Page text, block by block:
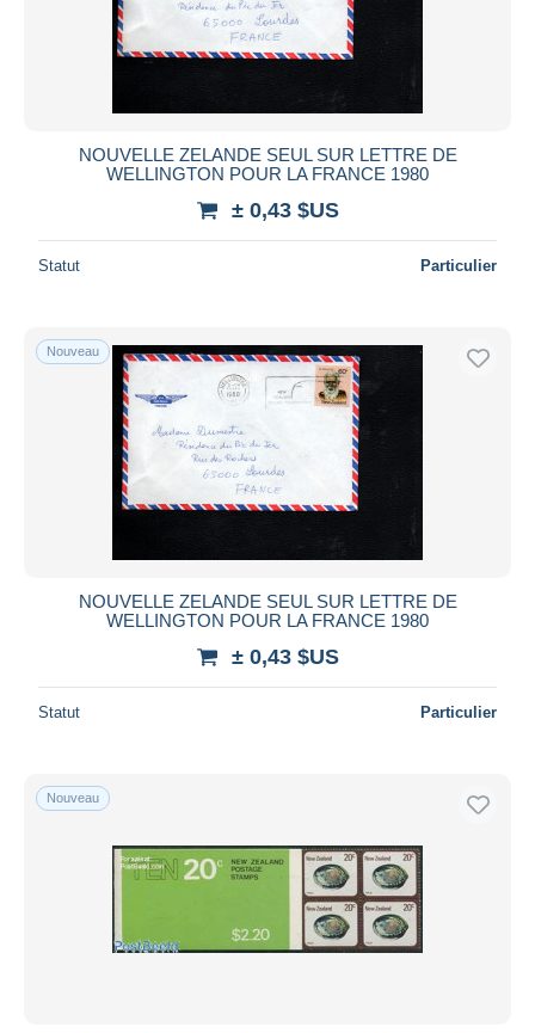
NOUVELLE ZELANDE SEUL SUR LETTRE DE
WELLINGTON POUR LA FRANCE 1980
± 0,43 $US
Statut Particulier
Nouveau
NOUVELLE ZELANDE SEUL SUR LETTRE DE
WELLINGTON POUR LA FRANCE 1980
± 0,43 $US
Statut Particulier
Nouveau